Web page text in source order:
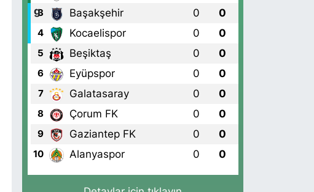
3 Başakşehir 0 0
4 Kocaelispor 0 0
5 Beşiktaş 0 0
6 Eyüpspor 0 0
7 Galatasaray 0 0
8 Çorum FK 0 0
9 Gaziantep FK 0 0
10 Alanyaspor 0 0